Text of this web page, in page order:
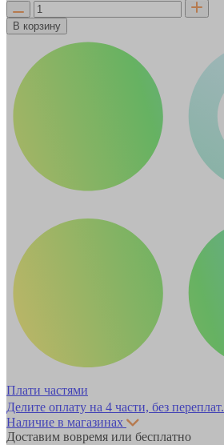
В корзину
Плати частями
Делите оплату на 4 части, без переплат.
Наличие в магазинах
Доставим вовремя или бесплатно